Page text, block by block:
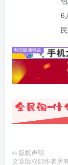
© 版权声明
文章版权归作者所